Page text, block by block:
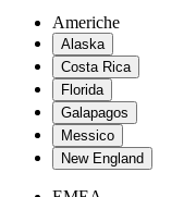
Americhe
Alaska
Costa Rica
Florida
Galapagos
Messico
New England